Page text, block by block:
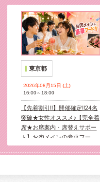
東京都
2026年08月15日 (土)
16:00～18:00
【先着割引!!】開催確定!!24名
突破★女性オススメ♪【完全着
席★お席案内・席替えサポー
ト】お肉メインの豪華フー
ド!!20・30代恋祭り★お盆休
みの恋活大作戦!!!